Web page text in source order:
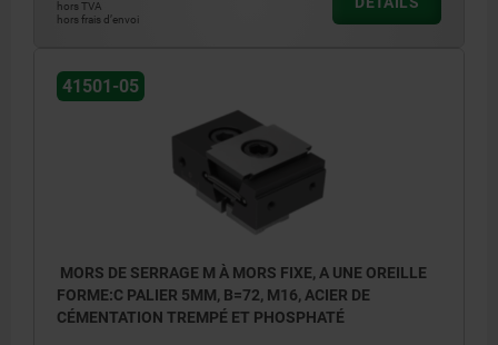
hors TVA
hors frais d’envoi
41501-05
MORS DE SERRAGE M À MORS FIXE, A UNE OREILLE
FORME:C PALIER 5MM, B=72, M16, ACIER DE
CÉMENTATION TREMPÉ ET PHOSPHATÉ